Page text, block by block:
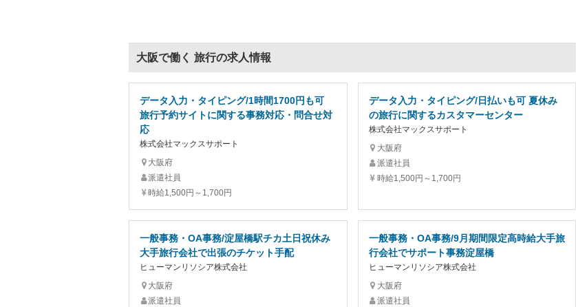
大阪で働く 旅行の求人情報
データ入力・タイピング/1時間1700円も可
旅行予約サイトに関する事務対応・問合せ対
応
株式会社マックスサポート
大阪府
派遣社員
時給1,500円～1,700円
データ入力・タイピング/日払いも可 夏休み
の旅行に関するカスタマーセンター
株式会社マックスサポート
大阪府
派遣社員
時給1,500円～1,700円
一般事務・OA事務/淀屋橋駅チカ土日祝休み
大手旅行会社で出張のチケット手配
ヒューマンリソシア株式会社
大阪府
派遣社員
一般事務・OA事務/9月期間限定高時給大手旅
行会社でサポート事務淀屋橋
ヒューマンリソシア株式会社
大阪府
派遣社員